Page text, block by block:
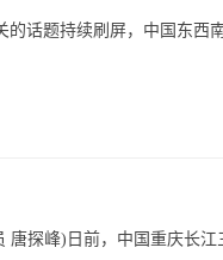
的话题持续刷屏，中国东
唐探峰)日前，中国重庆长